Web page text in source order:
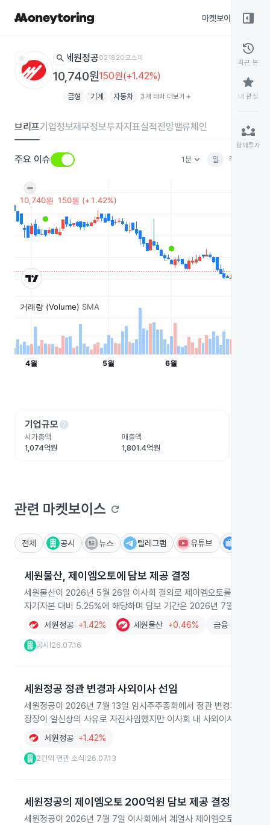
마켓보이스
star search 세원정공021820코스피
10,740원150원(+1.42%)
금형 기계 자동차 3개 테마 더보기 add
브리프기업정보재무정보투자지표실적전망밸류체인
주요 이슈 1분keyboard_arrow_down 일 주
기업규모help
시가총액
1,074억원
매출액
1,801.4억원
관련 마켓보이스 refresh
전체 공시 뉴스 텔레그램 유튜브
세원물산, 제이엠오토에 담보 제공 결정
세원물산이 2026년 5월 26일 이사회 결의로 제이엠오토를 위해 우
자기자본 대비 5.25%에 해당하며 담보 기간은 2026년 7월 17일부
세원정공 +1.42% 세원물산 +0.46% 금융
공시 26.07.16
세원정공 정관 변경과 사외이사 선임
세원정공이 2026년 7월 13일 임시주주총회에서 정관 변경과 사외이
장장이 일신상의 사유로 자진사임했지만 이사회 내 사외이사 수와 비
세원정공 +1.42%
2건의 연관 소식 26.07.13
세원정공의 제이엠오토 200억원 담보 제공 결정
세원정공이 2026년 7월 7일 이사회에서 계열사 제이엠오토의 200
right_panel_open
history
최근 본
star
내 관심
partner_exchange
함께투자